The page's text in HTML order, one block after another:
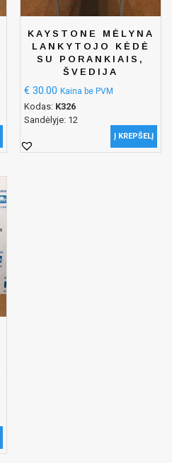
KAYSTONE MĖLYNA
LANKYTOJO KĖDĖ
SU PORANKIAIS,
ŠVEDIJA
€ 30.00 Kaina be PVM
Kodas: K326
Sandėlyje: 12
Į KREPŠELĮ